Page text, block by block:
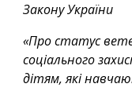
Закону України
«Про статус
соціального
дітям, які